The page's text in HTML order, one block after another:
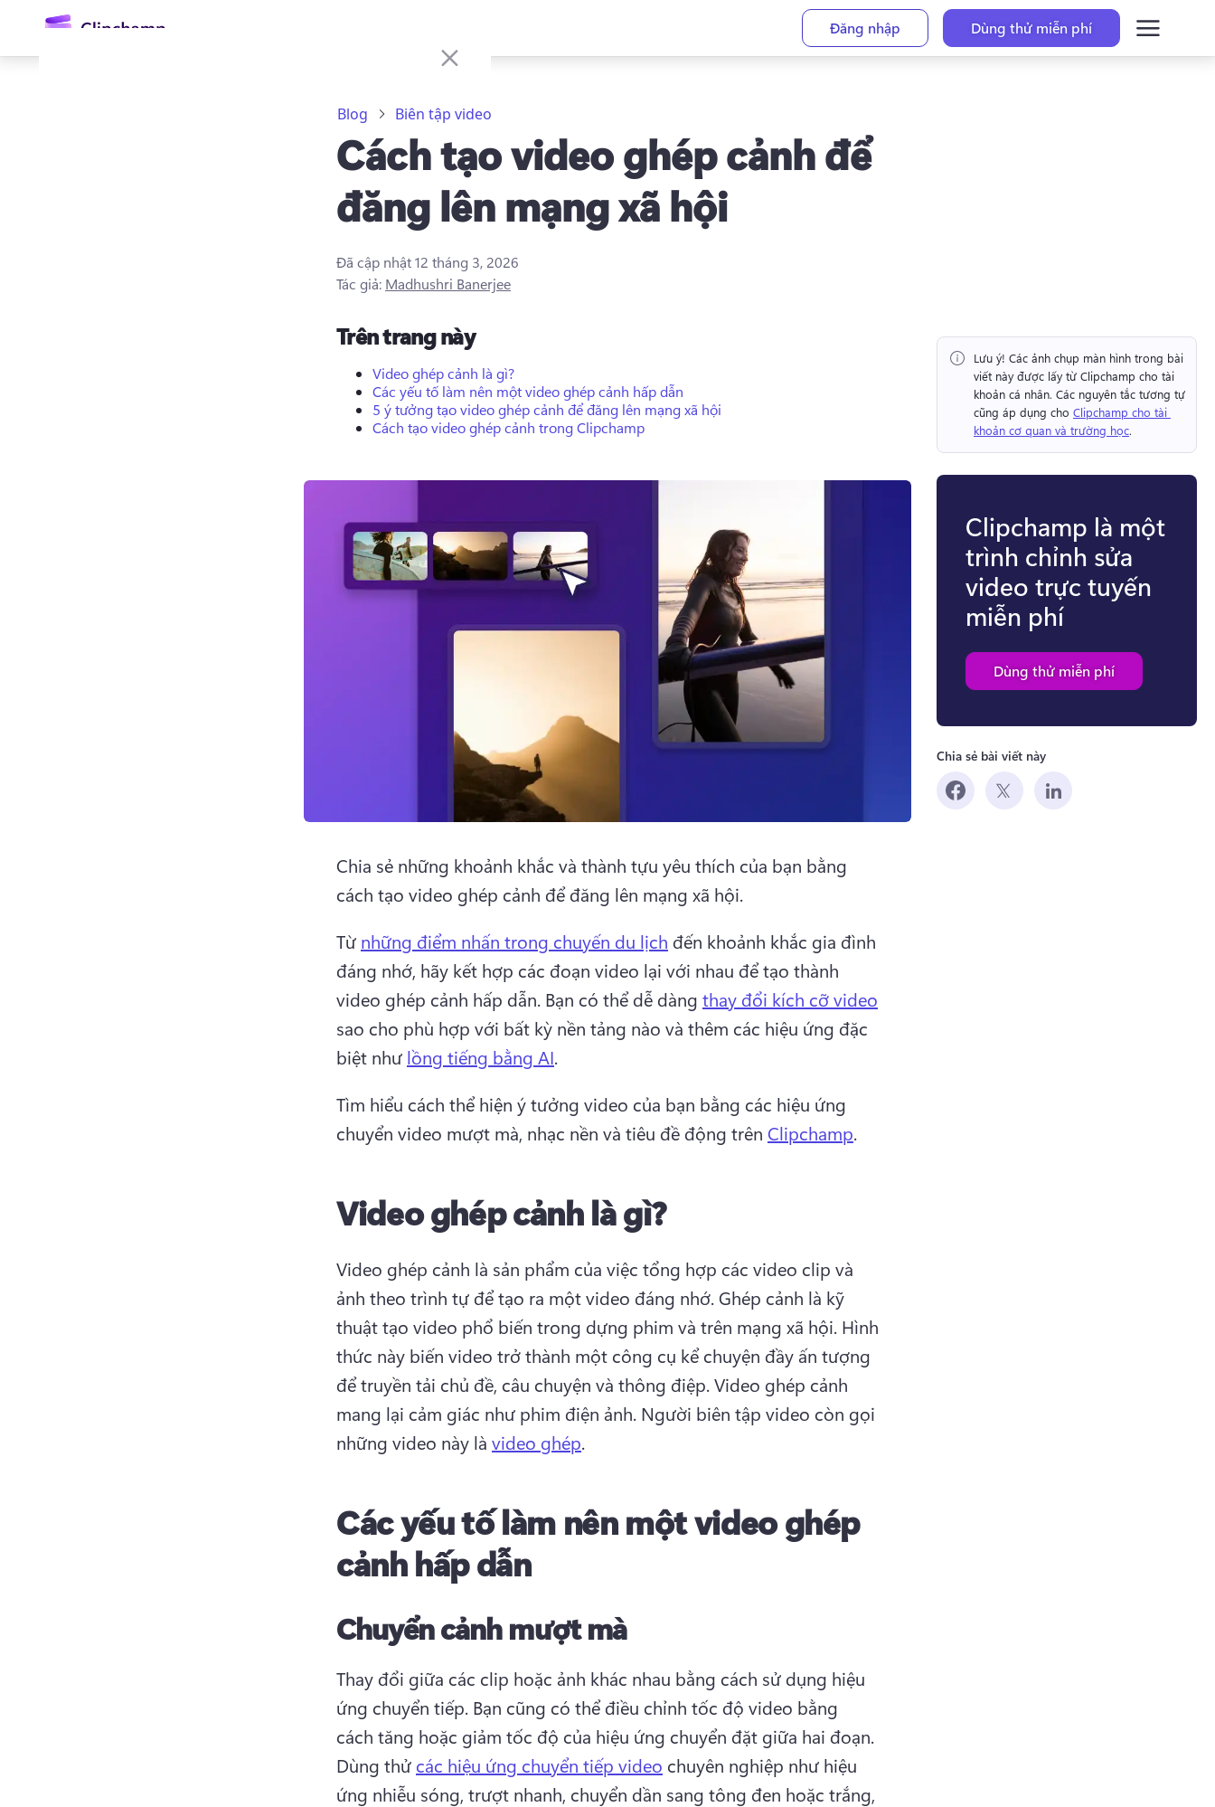
Đăng nhập Dùng thử miễn phí
Blog Biên tập video
Cách tạo video ghép cảnh để
đăng lên mạng xã hội
Đã cập nhật12 tháng 3, 2026
Tác giả: Madhushri Banerjee
Trên trang này
Video ghép cảnh là gì?
Các yếu tố làm nên một video ghép cảnh hấp dẫn
5 ý tưởng tạo video ghép cảnh để đăng lên mạng xã hội
Cách tạo video ghép cảnh trong Clipchamp
Chia sẻ những khoảnh khắc và thành tựu yêu thích của bạn bằng
cách tạo video ghép cảnh để đăng lên mạng xã hội.
Từ những điểm nhấn trong chuyến du lịch đến khoảnh khắc gia đình
đáng nhớ, hãy kết hợp các đoạn video lại với nhau để tạo thành
video ghép cảnh hấp dẫn. Bạn có thể dễ dàng thay đổi kích cỡ video
sao cho phù hợp với bất kỳ nền tảng nào và thêm các hiệu ứng đặc
biệt như lồng tiếng bằng AI.
Tìm hiểu cách thể hiện ý tưởng video của bạn bằng các hiệu ứng
chuyển video mượt mà, nhạc nền và tiêu đề động trên Clipchamp.
Video ghép cảnh là gì?
Video ghép cảnh là sản phẩm của việc tổng hợp các video clip và
ảnh theo trình tự để tạo ra một video đáng nhớ. Ghép cảnh là kỹ
thuật tạo video phổ biến trong dựng phim và trên mạng xã hội. Hình
thức này biến video trở thành một công cụ kể chuyện đầy ấn tượng
để truyền tải chủ đề, câu chuyện và thông điệp. Video ghép cảnh
mang lại cảm giác như phim điện ảnh. Người biên tập video còn gọi
những video này là video ghép.
Các yếu tố làm nên một video ghép
cảnh hấp dẫn
Chuyển cảnh mượt mà
Thay đổi giữa các clip hoặc ảnh khác nhau bằng cách sử dụng hiệu
ứng chuyển tiếp. Bạn cũng có thể điều chỉnh tốc độ video bằng
Dùng thử các hiệu ứng chuyển tiếp video chuyên nghiệp như hiệu
ứng nhiễu sóng, trượt nhanh, chuyển dần sang tông đen hoặc trắng,
Lưu ý! Các ảnh chụp màn hình trong bài
viết này được lấy từ Clipchamp cho tài
khoản cá nhân. Các nguyên tắc tương tự
cũng áp dụng cho Clipchamp cho tài
khoản cơ quan và trường học.
Clipchamp là một
trình chỉnh sửa
video trực tuyến
miễn phí
Dùng thử miễn phí
Chia sẻ bài viết này